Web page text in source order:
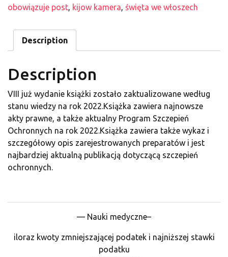
obowiązuje post, kijow kamera, święta we włoszech
Description
Description
VIII już wydanie książki zostało zaktualizowane według
stanu wiedzy na rok 2022.Książka zawiera najnowsze
akty prawne, a także aktualny Program Szczepień
Ochronnych na rok 2022.Książka zawiera także wykaz i
szczegółowy opis zarejestrowanych preparatów i jest
najbardziej aktualną publikacją dotyczącą szczepień
ochronnych.
— Nauki medyczne–
iloraz kwoty zmniejszającej podatek i najniższej stawki
podatku